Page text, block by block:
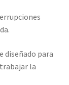
diseñado para
la